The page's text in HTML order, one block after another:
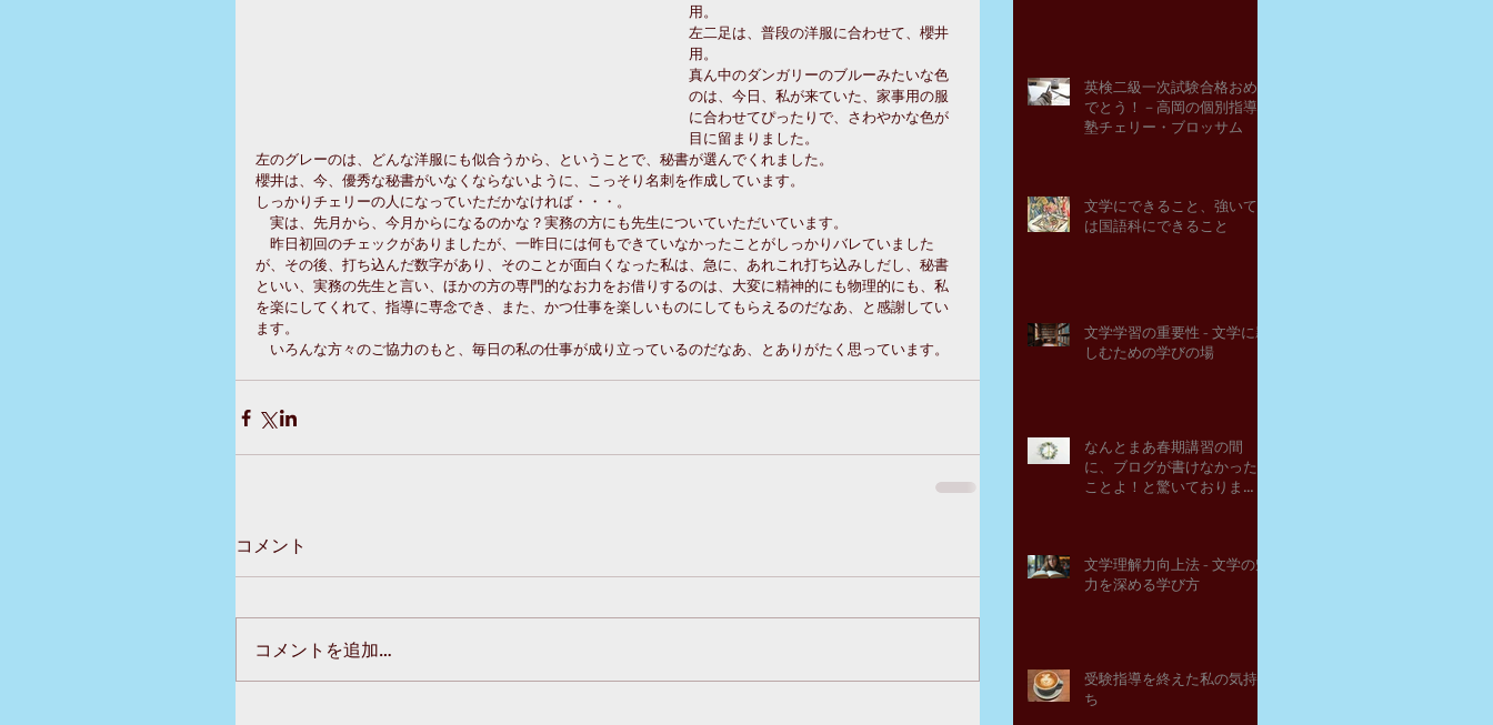
用。
左二足は、普段の洋服に合わせて、櫻井
用。
真ん中のダンガリーのブルーみたいな色
のは、今日、私が来ていた、家事用の服
に合わせてぴったりで、さわやかな色が
目に留まりました。
左のグレーのは、どんな洋服にも似合うから、ということで、秘書が選んでくれました。
櫻井は、今、優秀な秘書がいなくならないように、こっそり名刺を作成しています。
しっかりチェリーの人になっていただかなければ・・・。
実は、先月から、今月からになるのかな？実務の方にも先生についていただいています。
昨日初回のチェックがありましたが、一昨日には何もできていなかったことがしっかりバレていました
が、その後、打ち込んだ数字があり、そのことが面白くなった私は、急に、あれこれ打ち込みしだし、秘書
といい、実務の先生と言い、ほかの方の専門的なお力をお借りするのは、大変に精神的にも物理的にも、私
を楽にしてくれて、指導に専念でき、また、かつ仕事を楽しいものにしてもらえるのだなあ、と感謝してい
ます。
いろんな方々のご協力のもと、毎日の私の仕事が成り立っているのだなあ、とありがたく思っています。
コメント
コメントを追加…
英検二級一次試験合格おめ
でとう！－高岡の個別指導
塾チェリー・ブロッサム
文学にできること、強いて
は国語科にできること
文学学習の重要性 - 文学に親
しむための学びの場
なんとまあ春期講習の間
に、ブログが書けなかった
ことよ！と驚いておりま
文学理解力向上法 - 文学の魅
力を深める学び方
受験指導を終えた私の気持
ち